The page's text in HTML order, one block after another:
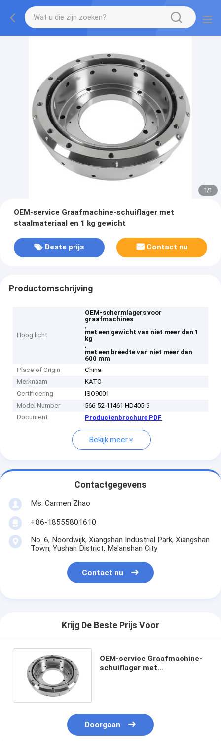
1/1
OEM-service Graafmachine-schuiflager met
staalmateriaal en 1 kg gewicht
Beste prijs Contact nu
Productomschrijving
Hoog licht
OEM-schermlagers voor
graafmachines
,
met een gewicht van niet meer dan 1
kg
,
met een breedte van niet meer dan
600 mm
Place of Origin
China
Merknaam
KATO
Certificering
ISO9001
Model Number
566-52-11461 HD405-6
Document
Productenbrochure PDF
Bekijk meer
Contactgegevens
Ms. Carmen Zhao
+86-18555801610
No. 6, Noordwijk, Xiangshan Industrial Park, Xiangshan
Town, Yushan District, Ma'anshan City
Contact nu
Krijg De Beste Prijs Voor
OEM-service Graafmachine-
schuiflager met
Doorgaan